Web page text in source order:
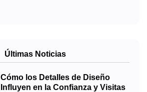
Últimas Noticias
Cómo los Detalles de Diseño
Influyen en la Confianza y Visitas